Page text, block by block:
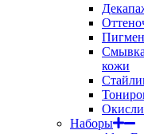
кожи
Наборы